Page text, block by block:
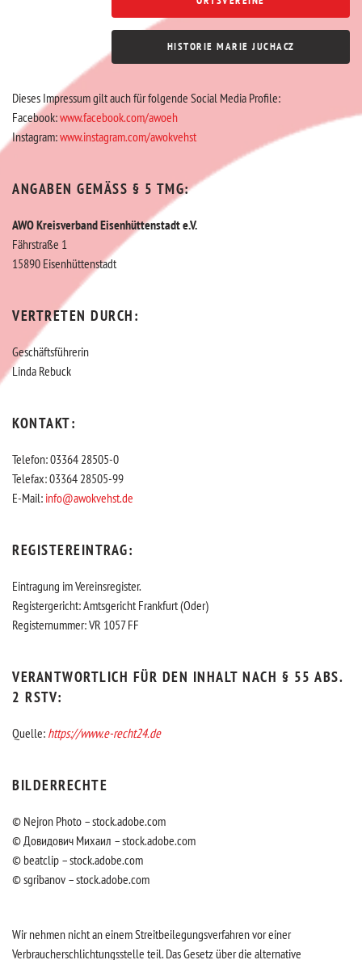
HISTORIE MARIE JUCHACZ
Dieses Impressum gilt auch für folgende Social Media Profile:
Facebook:www.facebook.com/awoeh
Instagram:www.instagram.com/awokvehst
ANGABEN GEMÄSS § 5 TMG:
AWO KreisverbandEisenhüttenstadt e.V.
Fährstraße 1
15890 Eisenhüttenstadt
VERTRETEN DURCH:
Geschäftsführerin
Linda Rebuck
KONTAKT:
Telefon: 03364 28505-0
Telefax: 03364 28505-99
E-Mail: info@awokvehst.de
REGISTEREINTRAG:
Eintragung im Vereinsregister.
Registergericht: Amtsgericht Frankfurt (Oder)
Registernummer: VR 1057 FF
VERANTWORTLICH FÜR DEN INHALT NACH § 55 ABS.
2 RSTV:
Quelle: https://www.e-recht24.de
BILDERRECHTE
© Nejron Photo – stock.adobe.com
© Довидович Михаил – stock.adobe.com
© beatclip – stock.adobe.com
© sgribanov – stock.adobe.com
Wir nehmen nicht an einem Streitbeilegungsverfahren vor einer
Verbraucherschlichtungsstelle teil. Das Gesetz über die alternative